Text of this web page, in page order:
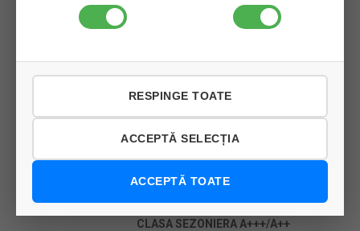
Pompa de căldura Aer-
Apa Hyundai monobloc
V6WD2N7 – 6 Kw
Pompa de căldura Aer-Apa
Hyundai monobloc , Freon R290 –
HYHC-V6WD2N7 – 6 Kw ,
monofazat
CLASA SEZONIERA A+++/A++
RESPINGE TOATE
ACCEPTĂ SELECȚIA
ACCEPTĂ TOATE